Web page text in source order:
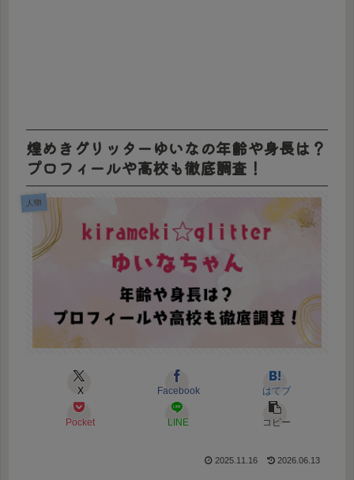
煌めきグリッターゆいなの年齢や身長は？
プロフィールや高校も徹底調査！
人物
X Facebook はてブ
Pocket LINE コピー
2025.11.16 2026.06.13